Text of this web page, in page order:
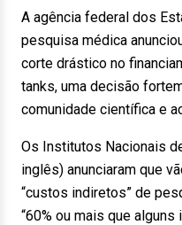
A agência federal dos
pesquisa médica
corte drástico no
tanks, uma decisão
comunidade científica e
Os Institutos Nacionais
inglês) anunciaram que
“custos indiretos” de
“60% ou mais que